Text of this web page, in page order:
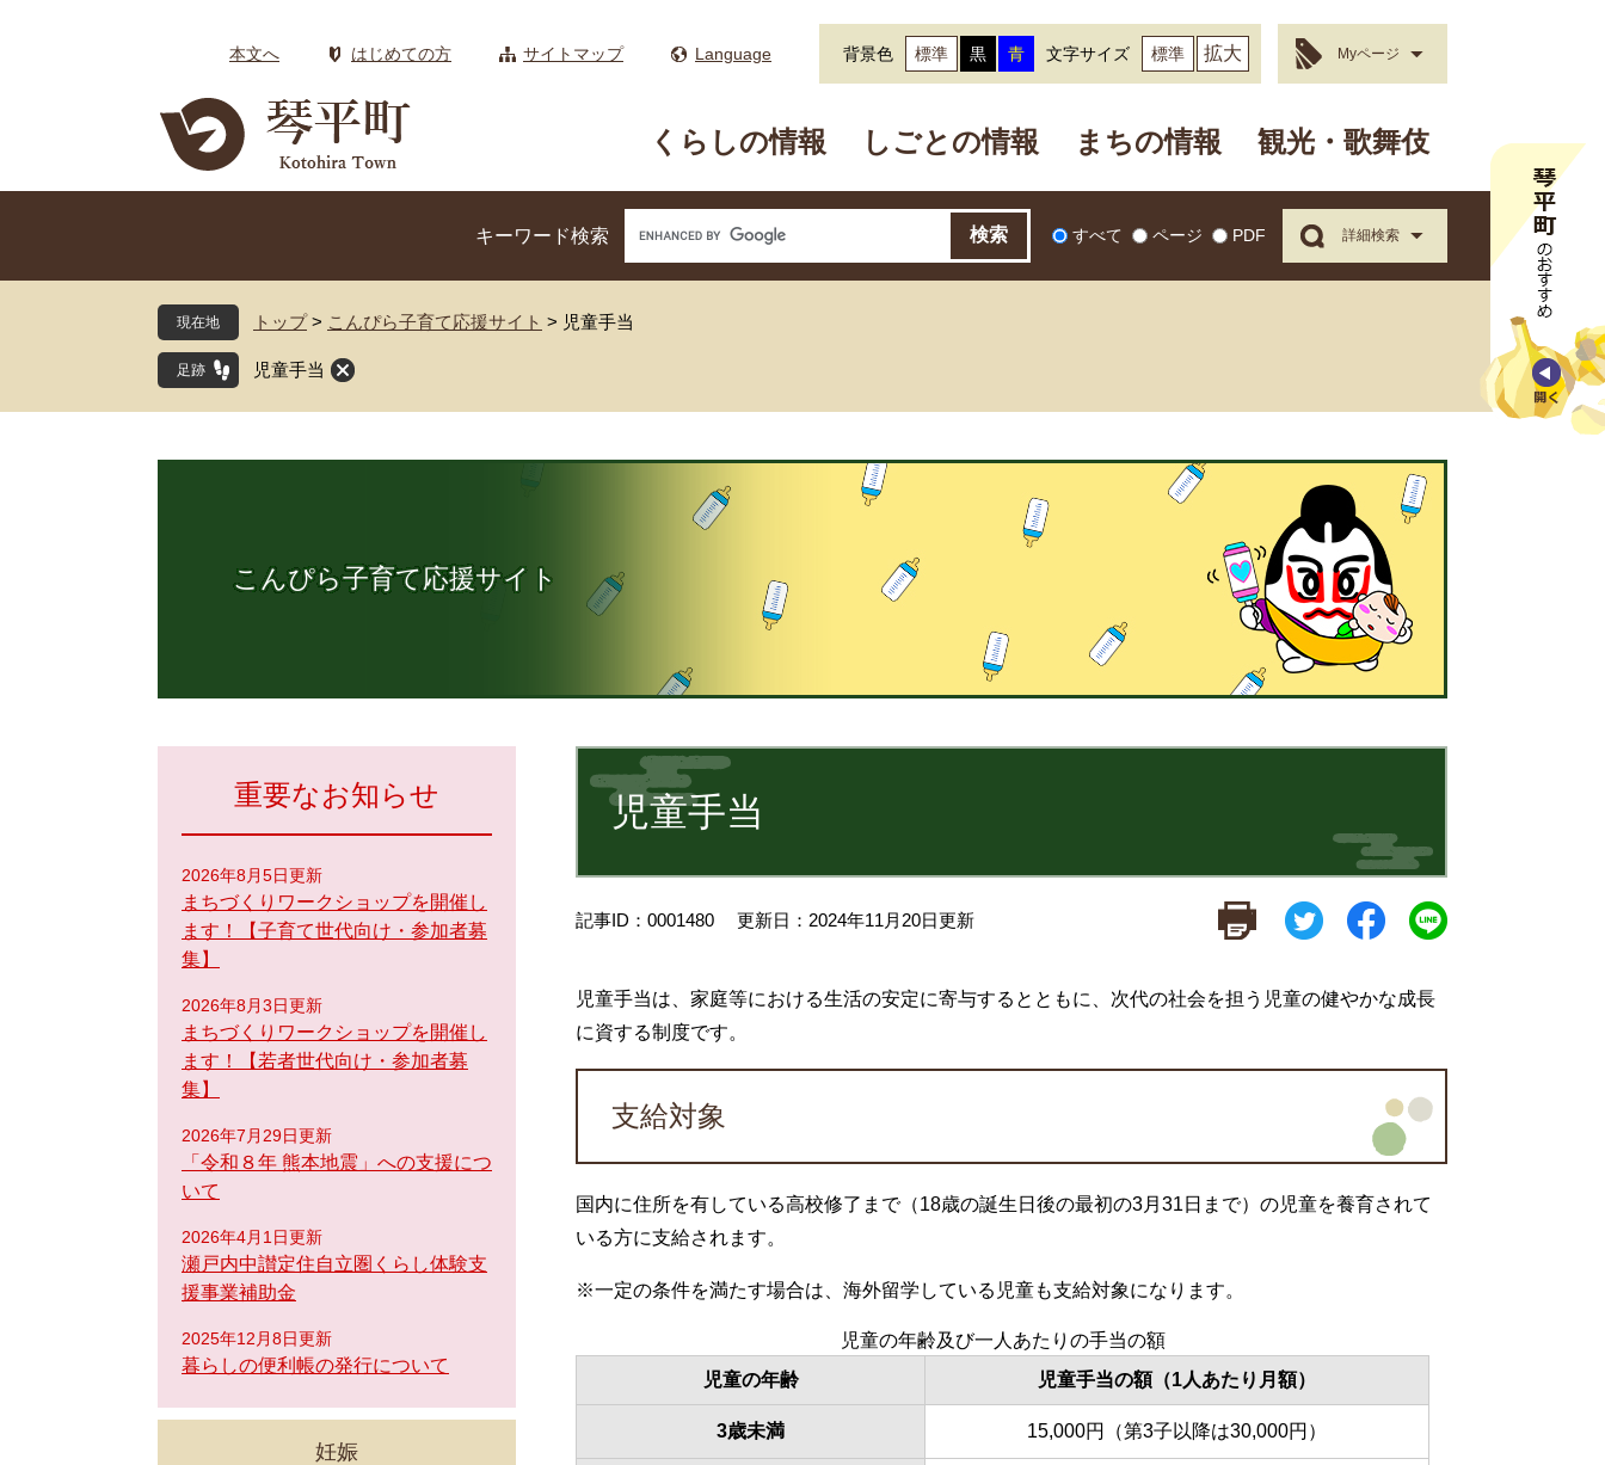
本文へ はじめての方 サイトマップ Language 背景色 標準 黒 青 文字サイズ 標準 拡大 Myページ
くらしの情報 しごとの情報 まちの情報 観光・歌舞伎
キーワード検索 すべて ページ PDF 詳細検索
現在地 トップ > こんぴら子育て応援サイト > 児童手当
児童手当
こんぴら子育て応援サイト
文
児童手当
記事ID：0001480 更新日：2024年11月20日更新
児童手当は、家庭等における生活の安定に寄与するとともに、次代の社会を担う児童の健やかな成長
に資する制度です。
支給対象
国内に住所を有している高校修了まで（18歳の誕生日後の最初の3月31日まで）の児童を養育されて
いる方に支給されます。
※一定の条件を満たす場合は、海外留学している児童も支給対象になります。
児童の年齢及び一人あたりの手当の額
児童の年齢
児童手当の額（1人あたり月額）
3歳未満 15,000円（第3子以降は30,000円）
重要なお知らせ
2026年8月5日更新
まちづくりワークショップを開催し
ます！【子育て世代向け・参加者募
集】
2026年8月3日更新
まちづくりワークショップを開催し
ます！【若者世代向け・参加者募
集】
2026年7月29日更新
「令和８年 熊本地震」への支援につ
いて
2026年4月1日更新
瀬戸内中讃定住自立圏くらし体験支
援事業補助金
2025年12月8日更新
暮らしの便利帳の発行について
妊娠